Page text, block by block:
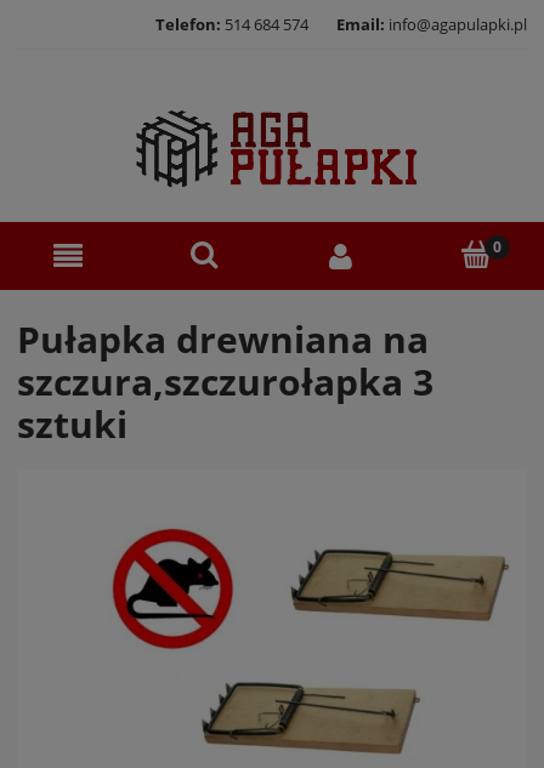
Telefon: 514 684 574 Email: info@agapulapki.pl
Pułapka drewniana na
szczura,szczurołapka 3
sztuki